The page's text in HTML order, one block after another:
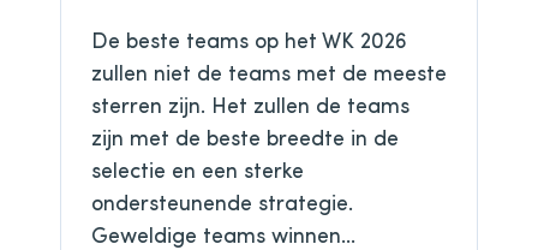
De beste teams op het WK 2026
zullen niet de teams met de meeste
sterren zijn. Het zullen de teams
zijn met de beste breedte in de
selectie en een sterke
ondersteunende strategie.
Geweldige teams winnen...